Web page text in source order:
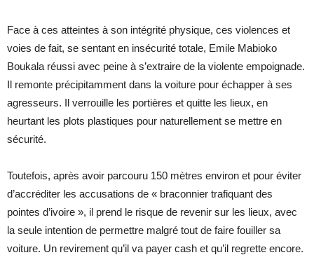
Face à ces atteintes à son intégrité physique, ces violences et
voies de fait, se sentant en insécurité totale, Emile Mabioko
Boukala réussi avec peine à s’extraire de la violente empoignade.
Il remonte précipitamment dans la voiture pour échapper à ses
agresseurs. Il verrouille les portières et quitte les lieux, en
heurtant les plots plastiques pour naturellement se mettre en
sécurité.
Toutefois, après avoir parcouru 150 mètres environ et pour éviter
d’accréditer les accusations de « braconnier trafiquant des
pointes d’ivoire », il prend le risque de revenir sur les lieux, avec
la seule intention de permettre malgré tout de faire fouiller sa
voiture. Un revirement qu’il va payer cash et qu’il regrette encore.